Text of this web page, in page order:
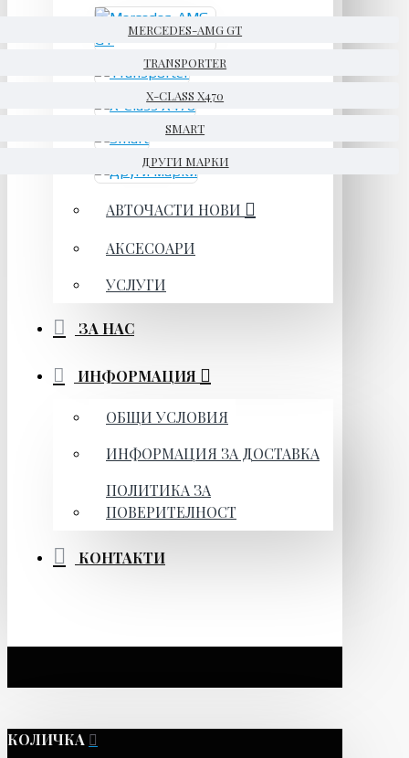
MERCEDES-AMG GT
TRANSPORTER
X-CLASS X470
SMART
ДРУГИ МАРКИ
АВТОЧАСТИ НОВИ
АКСЕСОАРИ
УСЛУГИ
ЗА НАС
ИНФОРМАЦИЯ
ОБЩИ УСЛОВИЯ
ИНФОРМАЦИЯ ЗА ДОСТАВКА
ПОЛИТИКА ЗА
ПОВЕРИТЕЛНОСТ
КОНТАКТИ
КОЛИЧКА